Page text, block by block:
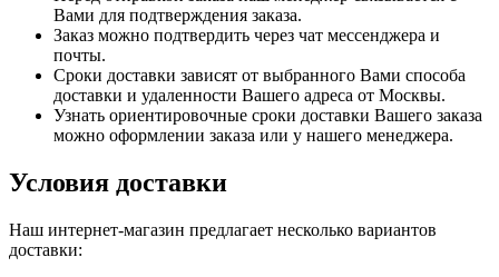
Вами для подтверждения заказа.
Заказ можно подтвердить через чат мессенджера и
почты.
Сроки доставки зависят от выбранного Вами способа
доставки и удаленности Вашего адреса от Москвы.
Узнать ориентировочные сроки доставки Вашего заказа
можно оформлении заказа или у нашего менеджера.
Условия доставки
Наш интернет-магазин предлагает несколько вариантов
доставки: